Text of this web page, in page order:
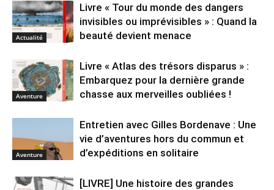
Actualité
Livre « Tour du monde des dangers
invisibles ou imprévisibles » : Quand la
beauté devient menace
Aventure
Livre « Atlas des trésors disparus » :
Embarquez pour la dernière grande
chasse aux merveilles oubliées !
Aventure
Entretien avec Gilles Bordenave : Une
vie d’aventures hors du commun et
d’expéditions en solitaire
[LIVRE] Une histoire des grandes